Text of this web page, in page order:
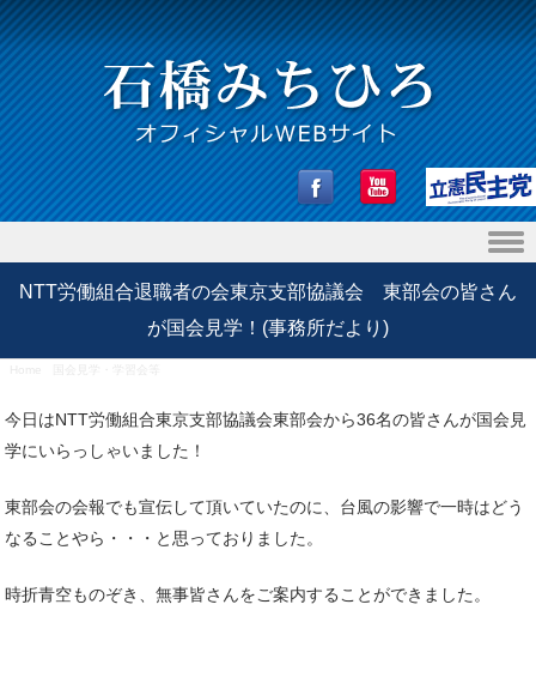
Skip to content
NTT労働組合退職者の会東京支部協議会 東部会の皆さん
が国会見学！(事務所だより)
今日はNTT労働組合東京支部協議会東部会から36名の皆さんが国会見
学にいらっしゃいました！
東部会の会報でも宣伝して頂いていたのに、台風の影響で一時はどう
なることやら・・・と思っておりました。
時折青空ものぞき、無事皆さんをご案内することができました。